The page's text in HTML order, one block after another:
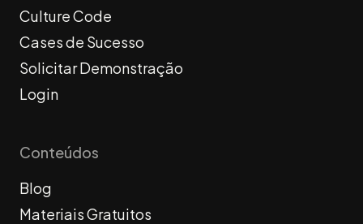
Culture Code
Cases de Sucesso
Solicitar Demonstração
Login
Conteúdos
Blog
Materiais Gratuitos